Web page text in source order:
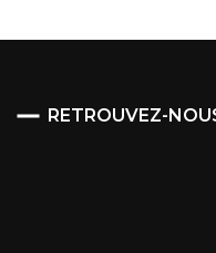
RETROUVEZ-